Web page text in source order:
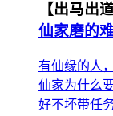
【出马出道
仙家磨的难
有仙缘的人
仙家为什么
好不坏带任